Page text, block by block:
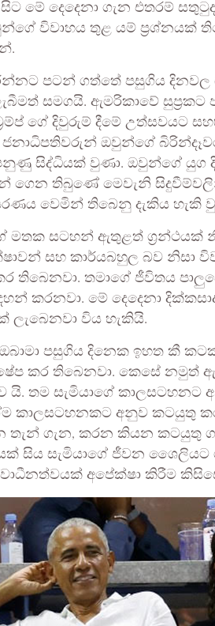
මේ දෙදෙනා ගැන එතරම්
විවාහය තුළ යම් ප්‍රශ්නයක්
පටන් ගත්තේ පසුගිය දිනවල
සමගයි. ඇමරිකාවේ සුප්‍රකට
ගේ දිවුරුම් දීමේ උත්සවයට
ඔවුන්ගේ
සිද්ධියක් වුණා. ඔවුන්ගේ යුග
ගෙන තිබුණේ මෙවැනි
වෙමින් තිබෙනු දැකිය හැකි
සටහන් ඇතුළත් ග්‍රන්ථයක්
සහ කාර්යබහුල බව නිසා
තිබෙනවා. තමාගේ ජීවිතය
කරනවා. මේ දෙදෙනා
ලැබෙනවා විය හැකියි.
පසුගිය දිනෙක ඉහත කී
කර තිබෙනවා. කෙසේ නමුත්
යි. තම සැමියාගේ කාලසටහනට
කාලසටහනකට අනුව කටයුතු
ගැන, කරන කියන කටයුතු
සිය සැමියාගේ ජීවන ශෛලියට
අපේක්ෂා කිරීම